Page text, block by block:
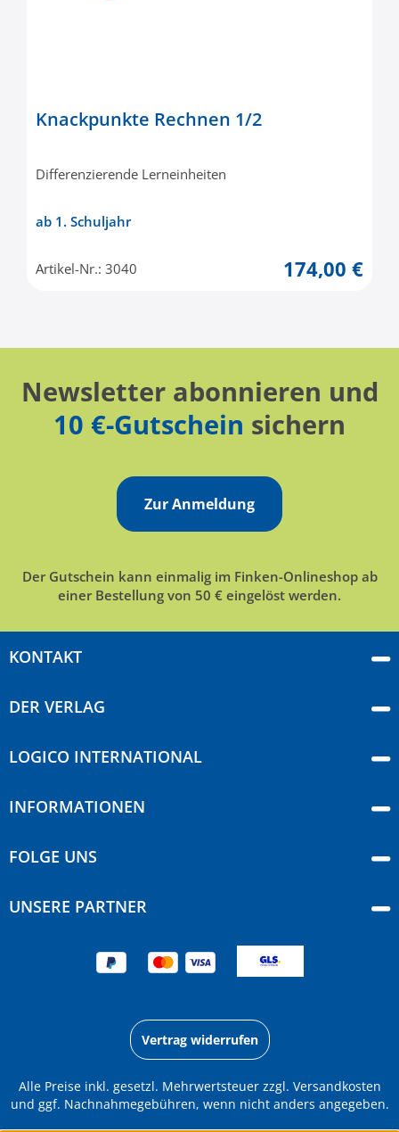
Knackpunkte Rechnen 1/2
Differenzierende Lerneinheiten
ab 1. Schuljahr
Artikel-Nr.: 3040 174,00 €
Newsletter abonnieren und
10 €-Gutschein sichern
Zur Anmeldung
Der Gutschein kann einmalig im Finken-Onlineshop ab
einer Bestellung von 50 € eingelöst werden.
KONTAKT
DER VERLAG
LOGICO INTERNATIONAL
INFORMATIONEN
FOLGE UNS
UNSERE PARTNER
Vertrag widerrufen
Alle Preise inkl. gesetzl. Mehrwertsteuer zzgl. Versandkosten
und ggf. Nachnahmegebühren, wenn nicht anders angegeben.